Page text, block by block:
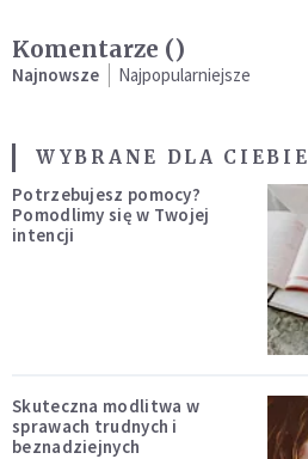
Komentarze ()
Najnowsze Najpopularniejsze
WYBRANE DLA CIEBIE
Potrzebujesz pomocy?
Pomodlimy się w Twojej
intencji
Skuteczna modlitwa w
sprawach trudnych i
beznadziejnych